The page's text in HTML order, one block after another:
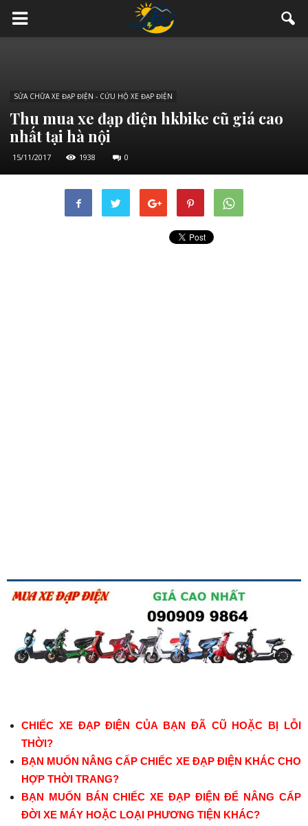
SỬA CHỮA XE ĐẠP ĐIỆN - CỨU HỘ XE ĐẠP ĐIỆN
Thu mua xe đạp điện hkbike cũ giá cao
nhất tại hà nội
15/11/2017 1938 0
CHIẾC XE ĐẠP ĐIỆN CỦA BẠN ĐÃ CŨ HOẶC BỊ LỖI
THỜI?
BẠN MUỐN NÂNG CẤP CHIẾC XE ĐẠP ĐIỆN KHÁC CHO
HỢP THỜI TRANG?
BẠN MUỐN BÁN CHIẾC XE ĐẠP ĐIỆN ĐỂ NÂNG CẤP
ĐỜI XE MÁY HOẶC LOẠI PHƯƠNG TIỆN KHÁC?